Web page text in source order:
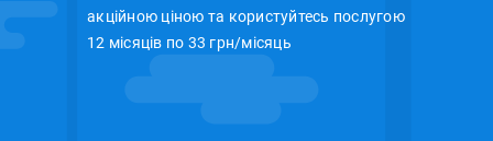
акційною ціною та користуйтесь послугою
12 місяців по 33 грн/місяць